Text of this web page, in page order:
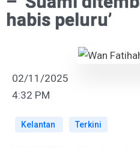
habis peluru’
02/11/2025
4:32 PM
Kelantan Terkini